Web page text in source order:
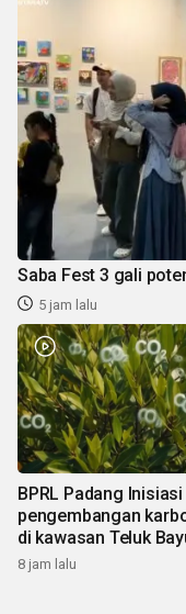
Saba Fest 3 gali
5 jam lalu
BPRL Padang Inisiasi
pengembangan
di kawasan Teluk
8 jam lalu